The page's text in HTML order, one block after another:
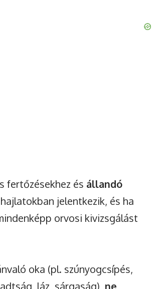
fertőzésekhez és állandó
jelentkezik, és ha
orvosi kivizsgálást
oka (pl. szúnyogcsípés,
láz, sárgaság), ne